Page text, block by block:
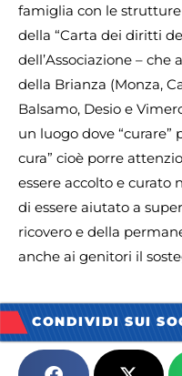
famiglia con le
della “Carta dei diritti
dell’Associazione –
della Brianza (Monza,
Balsamo, Desio e
un luogo dove “curare”
cura” cioè porre
essere accolto e curato
di essere aiutato a
ricovero e della
anche ai genitori il
CONDIVIDI SUI